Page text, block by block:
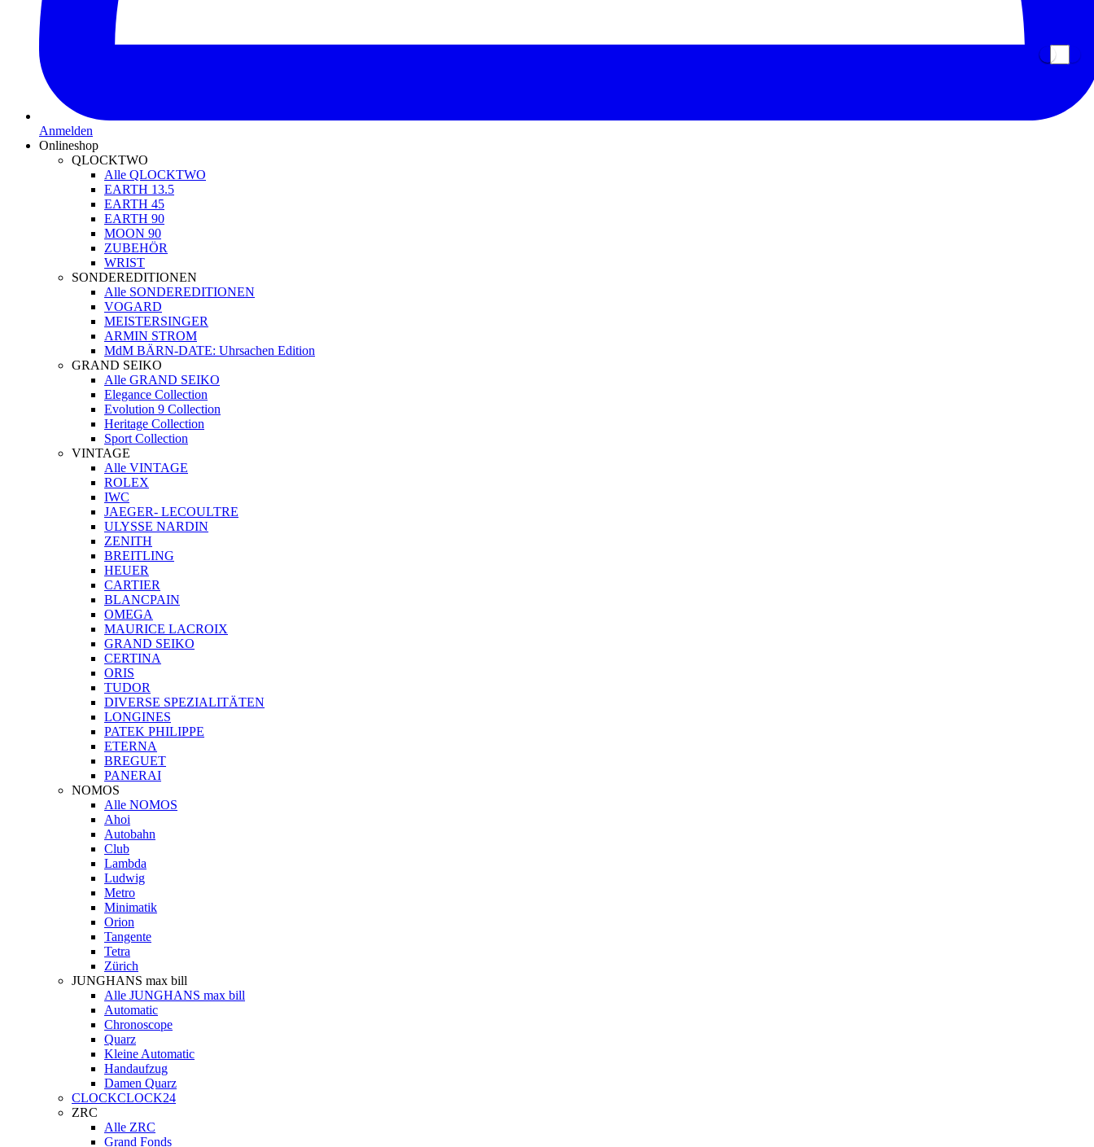
Anmelden
Onlineshop
QLOCKTWO
Alle QLOCKTWO
EARTH 13.5
EARTH 45
EARTH 90
MOON 90
ZUBEHÖR
WRIST
SONDEREDITIONEN
Alle SONDEREDITIONEN
VOGARD
MEISTERSINGER
ARMIN STROM
MdM BÄRN-DATE: Uhrsachen Edition
GRAND SEIKO
Alle GRAND SEIKO
Elegance Collection
Evolution 9 Collection
Heritage Collection
Sport Collection
VINTAGE
Alle VINTAGE
ROLEX
IWC
JAEGER- LECOULTRE
ULYSSE NARDIN
ZENITH
BREITLING
HEUER
CARTIER
BLANCPAIN
OMEGA
MAURICE LACROIX
GRAND SEIKO
CERTINA
ORIS
TUDOR
DIVERSE SPEZIALITÄTEN
LONGINES
PATEK PHILIPPE
ETERNA
BREGUET
PANERAI
NOMOS
Alle NOMOS
Ahoi
Autobahn
Club
Lambda
Ludwig
Metro
Minimatik
Orion
Tangente
Tetra
Zürich
JUNGHANS max bill
Alle JUNGHANS max bill
Automatic
Chronoscope
Quarz
Kleine Automatic
Handaufzug
Damen Quarz
CLOCKCLOCK24
ZRC
Alle ZRC
Grand Fonds